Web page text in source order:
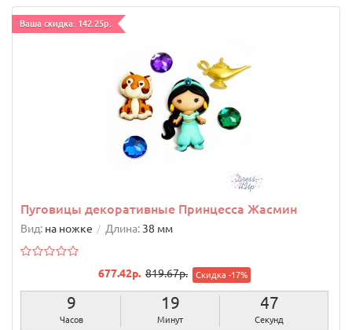
Ваша скидка: 142.25р.
Пуговицы декоративные Принцесса Жасмин
Вид: на ножке Длина: 38 мм
677.42р. 819.67р. Скидка -17%
9
Часов
19
Минут
46
Секунд